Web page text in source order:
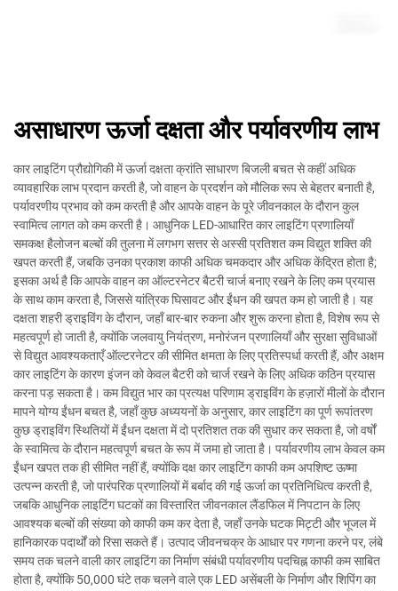
असाधारण ऊर्जा दक्षता और पर्यावरणीय लाभ
कार लाइटिंग प्रौद्योगिकी में ऊर्जा दक्षता क्रांति साधारण बिजली बचत से कहीं अधिक
व्यावहारिक लाभ प्रदान करती है, जो वाहन के प्रदर्शन को मौलिक रूप से बेहतर बनाती है,
पर्यावरणीय प्रभाव को कम करती है और आपके वाहन के पूरे जीवनकाल के दौरान कुल
स्वामित्व लागत को कम करती है। आधुनिक LED-आधारित कार लाइटिंग प्रणालियाँ
समकक्ष हैलोजन बल्बों की तुलना में लगभग सत्तर से अस्सी प्रतिशत कम विद्युत शक्ति की
खपत करती हैं, जबकि उनका प्रकाश काफी अधिक चमकदार और अधिक केंद्रित होता है;
इसका अर्थ है कि आपके वाहन का ऑल्टरनेटर बैटरी चार्ज बनाए रखने के लिए कम प्रयास
के साथ काम करता है, जिससे यांत्रिक घिसावट और ईंधन की खपत कम हो जाती है। यह
दक्षता शहरी ड्राइविंग के दौरान, जहाँ बार-बार रुकना और शुरू करना होता है, विशेष रूप से
महत्वपूर्ण हो जाती है, क्योंकि जलवायु नियंत्रण, मनोरंजन प्रणालियाँ और सुरक्षा सुविधाओं
से विद्युत आवश्यकताएँ ऑल्टरनेटर की सीमित क्षमता के लिए प्रतिस्पर्धा करती हैं, और अक्षम
कार लाइटिंग के कारण इंजन को केवल बैटरी को चार्ज रखने के लिए अधिक कठिन प्रयास
करना पड़ सकता है। कम विद्युत भार का प्रत्यक्ष परिणाम ड्राइविंग के हज़ारों मीलों के दौरान
मापने योग्य ईंधन बचत है, जहाँ कुछ अध्ययनों के अनुसार, कार लाइटिंग का पूर्ण रूपांतरण
कुछ ड्राइविंग स्थितियों में ईंधन दक्षता में दो प्रतिशत तक की सुधार कर सकता है, जो वर्षों
के स्वामित्व के दौरान महत्वपूर्ण बचत के रूप में जमा हो जाता है। पर्यावरणीय लाभ केवल कम
ईंधन खपत तक ही सीमित नहीं हैं, क्योंकि दक्ष कार लाइटिंग काफी कम अपशिष्ट ऊष्मा
उत्पन्न करती है, जो पारंपरिक प्रणालियों में बर्बाद की गई ऊर्जा का प्रतिनिधित्व करती है,
जबकि आधुनिक लाइटिंग घटकों का विस्तारित जीवनकाल लैंडफिल में निपटान के लिए
आवश्यक बल्बों की संख्या को काफी कम कर देता है, जहाँ उनके घटक मिट्टी और भूजल में
हानिकारक पदार्थों को रिसा सकते हैं। उत्पाद जीवनचक्र के आधार पर गणना करने पर, लंबे
समय तक चलने वाली कार लाइटिंग का निर्माण संबंधी पर्यावरणीय पदचिह्न काफी कम साबित
होता है, क्योंकि 50,000 घंटे तक चलने वाले एक LED असेंबली के निर्माण और शिपिंग का